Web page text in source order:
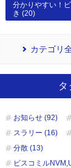
分かりやすい！
き (20)
カテゴリ
タ
お知らせ (92)
スラリー (16)
分散 (13)
ビスコミル